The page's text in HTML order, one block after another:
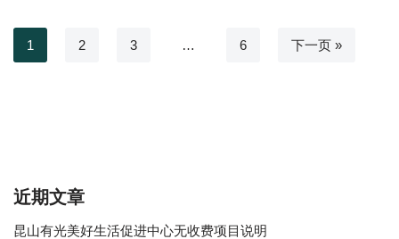
1 2 3 … 6 下一页 »
近期文章
昆山有光美好生活促进中心无收费项目说明